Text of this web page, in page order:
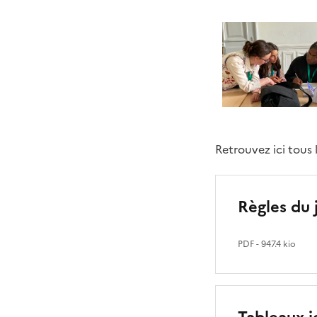
Retrouvez ici
Règles du
PDF- 947.4 kio